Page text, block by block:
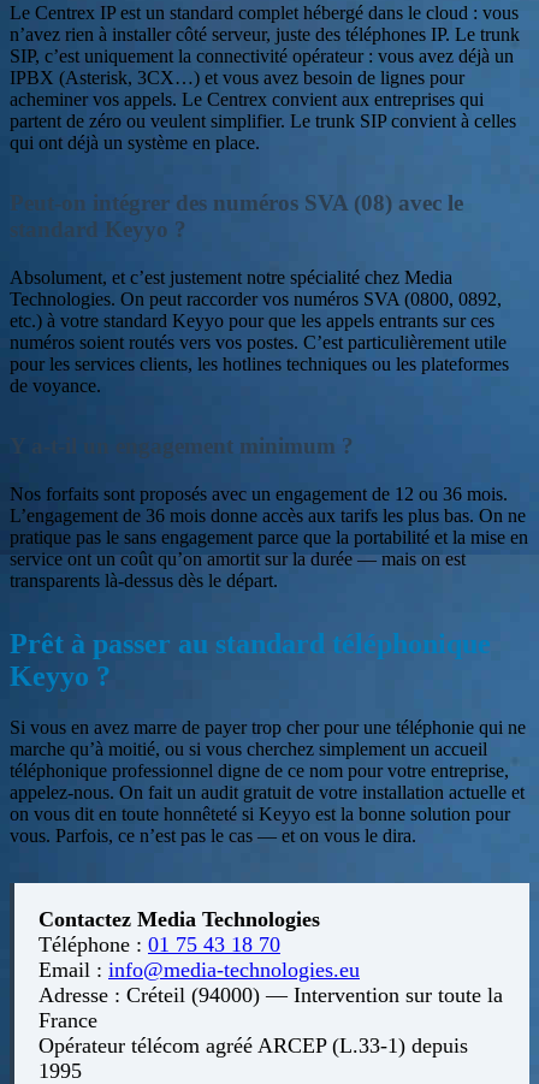
Le Centrex IP est un standard complet hébergé dans le cloud : vous
n’avez rien à installer côté serveur, juste des téléphones IP. Le trunk
SIP, c’est uniquement la connectivité opérateur : vous avez déjà un
IPBX (Asterisk, 3CX…) et vous avez besoin de lignes pour
acheminer vos appels. Le Centrex convient aux entreprises qui
partent de zéro ou veulent simplifier. Le trunk SIP convient à celles
qui ont déjà un système en place.
Peut-on intégrer des numéros SVA (08) avec le
standard Keyyo ?
Absolument, et c’est justement notre spécialité chez Media
Technologies. On peut raccorder vos numéros SVA (0800, 0892,
etc.) à votre standard Keyyo pour que les appels entrants sur ces
numéros soient routés vers vos postes. C’est particulièrement utile
pour les services clients, les hotlines techniques ou les plateformes
de voyance.
Y a-t-il un engagement minimum ?
Nos forfaits sont proposés avec un engagement de 12 ou 36 mois.
L’engagement de 36 mois donne accès aux tarifs les plus bas. On ne
pratique pas le sans engagement parce que la portabilité et la mise en
service ont un coût qu’on amortit sur la durée — mais on est
transparents là-dessus dès le départ.
Prêt à passer au standard téléphonique
Keyyo ?
Si vous en avez marre de payer trop cher pour une téléphonie qui ne
marche qu’à moitié, ou si vous cherchez simplement un accueil
téléphonique professionnel digne de ce nom pour votre entreprise,
appelez-nous. On fait un audit gratuit de votre installation actuelle et
on vous dit en toute honnêteté si Keyyo est la bonne solution pour
vous. Parfois, ce n’est pas le cas — et on vous le dira.
Contactez Media Technologies
Téléphone : 01 75 43 18 70
Email : info@media-technologies.eu
Adresse : Créteil (94000) — Intervention sur toute la
France
Opérateur télécom agréé ARCEP (L.33-1) depuis
1995